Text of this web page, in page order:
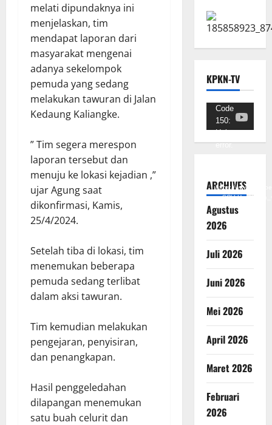
melati dipundaknya ini
menjelaskan, tim
mendapat laporan dari
masyarakat mengenai
adanya sekelompok
pemuda yang sedang
melakukan tawuran di Jalan
Kedaung Kaliangke.
” Tim segera merespon
laporan tersebut dan
menuju ke lokasi kejadian ,”
ujar Agung saat
dikonfirmasi, Kamis,
25/4/2024.
Setelah tiba di lokasi, tim
menemukan beberapa
pemuda sedang terlibat
dalam aksi tawuran.
Tim kemudian melakukan
pengejaran, penyisiran,
dan penangkapan.
Hasil penggeledahan
dilapangan menemukan
satu buah celurit dan
KPKN-TV
Pemutar
Video
Code
150:
Unknown
error.
https://
ARCHIVES
Agustus
2026
Juli 2026
Juni 2026
Mei 2026
April 2026
Maret 2026
Februari
2026